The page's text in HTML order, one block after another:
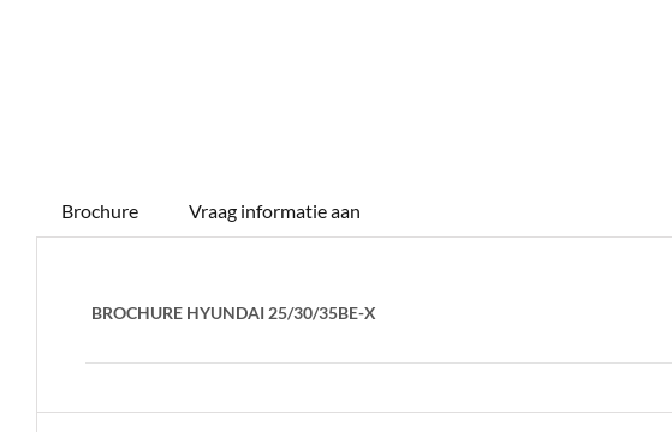
Brochure Vraag informatie aan
BROCHURE HYUNDAI 25/30/35BE-X